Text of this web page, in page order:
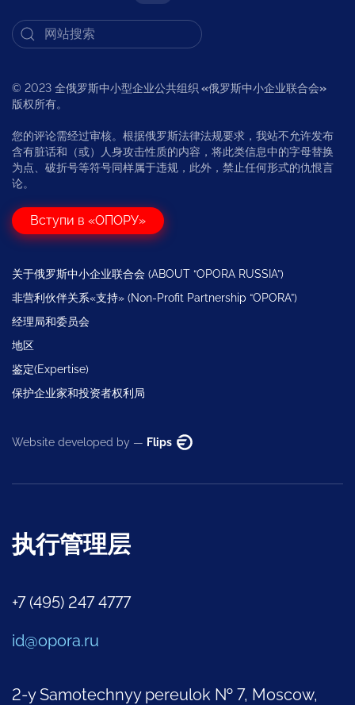
© 2023 全俄罗斯中小型企业公共组织 «俄罗斯中小企业联合会»
版权所有。
您的评论需经过审核。根据俄罗斯法律法规要求，我站不允许发布
含有脏话和（或）人身攻击性质的内容，将此类信息中的字母替换
为点、破折号等符号同样属于违规，此外，禁止任何形式的仇恨言
论。
Вступи в «ОПОРУ»
关于俄罗斯中小企业联合会 (ABOUT “OPORA RUSSIA”)
非营利伙伴关系«支持» (Non-Profit Partnership “OPORA”)
经理局和委员会
地区
鉴定(Expertise)
保护企业家和投资者权利局
Website developed by — Flips
执行管理层
+7 (495) 247 4777
id@opora.ru
2-y Samotechnyy pereulok № 7, Moscow,